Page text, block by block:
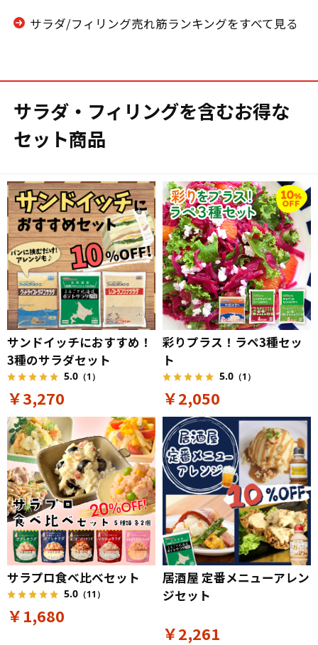
サラダ/フィリング売れ筋ランキングをすべて見る
サラダ・フィリングを含むお得な
セット商品
サンドイッチにおすすめ！
3種のサラダセット
5.0 （1）
￥3,270
彩りプラス！ラペ3種セッ
ト
5.0 （1）
￥2,050
サラプロ食べ比べセット
5.0 （11）
￥1,680
居酒屋 定番メニューアレン
ジセット
￥2,261